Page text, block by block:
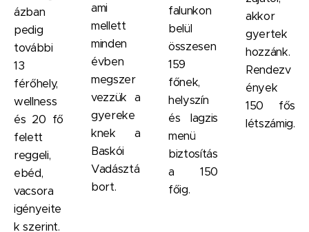
ázban
pedig
további
13
férőhely,
wellness
és 20 fő
felett
reggeli,
ebéd,
vacsora
igényeite
k szerint.
ami
mellett
minden
évben
megszer
vezzük a
gyereke
knek a
Baskói
Vadásztá
bort.
falunkon
belül
összesen
159
főnek,
helyszín
és lagzis
menü
biztosítás
a 150
főig.
akkor
gyertek
hozzánk.
Rendezv
ények
150 fős
létszámig.